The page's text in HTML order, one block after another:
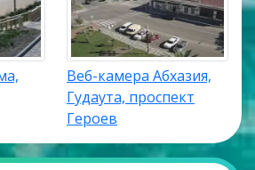
Веб-камера Абхазия,
Гудаута, проспект
Героев